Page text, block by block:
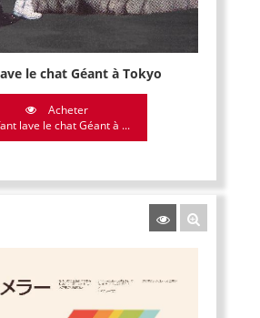
le chat Géant à Tokyo
Acheter
lave le chat Géant à ...